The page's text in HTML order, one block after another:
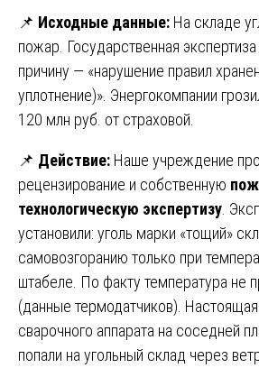
📌 Исходные данные: На складе
пожар. Государственная экспертиза
причину — «нарушение правил
уплотнение)». Энергокомпании
120 млн руб. от страховой.
📌 Действие: Наше учреждение
рецензирование и собственную
технологическую экспертизу .
установили: уголь марки «тощий»
самовозгоранию только при
штабеле. По факту температура не
(данные термодатчиков).
сварочного аппарата на соседней
попали на угольный склад через